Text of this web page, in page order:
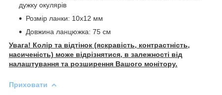
дужку окулярів
Розмір ланки: 10х12 мм
Довжина ланцюжка: 75 см
Увага! Колір та відтінок (яскравість, контрастність,
насиченість) може відрізнятися, в залежності від
налаштування та розширення Вашого монітору.
Приховати